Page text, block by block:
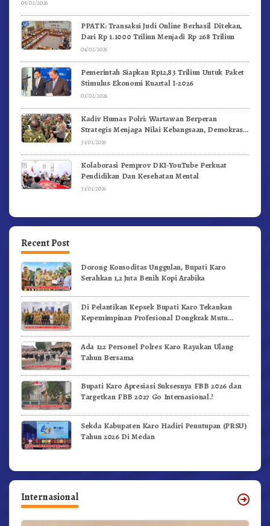
05/02/2026
PPATK: Transaksi Judi Online Berhasil Ditekan,
Dari Rp 1.1000 Triliun Menjadi Rp 268 Triliun
04/02/2026
Pemerintah Siapkan Rp12,83 Triliun Untuk Paket
Stimulus Ekonomi Kuartal I-2026
03/02/2026
Kadiv Humas Polri: Wartawan Berperan
Strategis Menjaga Nilai Kebangsaan, Demokrasi,
dan NKRI
31/01/2026
Kolaborasi Pemprov DKI-YouTube Perkuat
Pendidikan Dan Kesehatan Mental
31/01/2026
Recent Post
Dorong Komoditas Unggulan, Bupati Karo
Serahkan 1,2 Juta Benih Kopi Arabika
Di Pelantikan Kepsek Bupati Karo Tekankan
Kepemimpinan Profesional Dongkrak Mutu
Ada 122 Personel Polres Karo Rayakan Ulang
Tahun Bersama
Bupati Karo Apresiasi Suksesnya FBB 2026 dan
Targetkan FBB 2027 Go Internasional.!
Sekda Kabupaten Karo Hadiri Penutupan (PRSU)
Tahun 2026 Di Medan
Internasional